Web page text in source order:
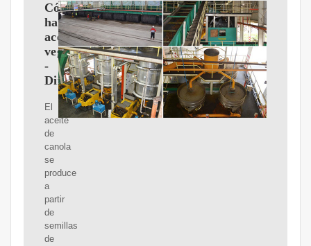
Cómo
hacer
aceite
vegetal
-
Diffusonslascience
El
aceite
de
canola
se
produce
a
partir
de
semillas
de